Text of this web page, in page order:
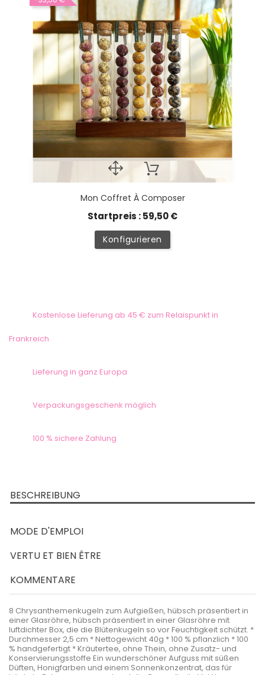
Mon Coffret À Composer
Startpreis : 59,50 €
Konfigurieren
Kostenlose Lieferung ab 45 € zum Relaispunkt in
Frankreich
Lieferung in ganz Europa
Verpackungsgeschenk möglich
100 % sichere Zahlung
BESCHREIBUNG
MODE D'EMPLOI
VERTU ET BIEN ÊTRE
KOMMENTARE
8 Chrysanthemenkugeln zum Aufgießen, hübsch präsentiert in
einer Glasröhre, hübsch präsentiert in einer Glasröhre mit
luftdichter Box, die die Blütenkugeln so vor Feuchtigkeit schützt. *
Durchmesser 2,5 cm * Nettogewicht 40g * 100 % pflanzlich * 100
% handgefertigt * Kräutertee, ohne Thein, ohne Zusatz- und
Konservierungsstoffe Ein wunderschöner Aufguss mit süßen
Düften, Honigfarben und einem Sonnenkonzentrat, das für